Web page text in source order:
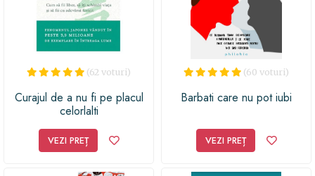
(62 voturi)
Curajul de a nu fi pe placul
celorlalti
VEZI PREȚ
(60 voturi)
Barbati care nu pot iubi
VEZI PREȚ